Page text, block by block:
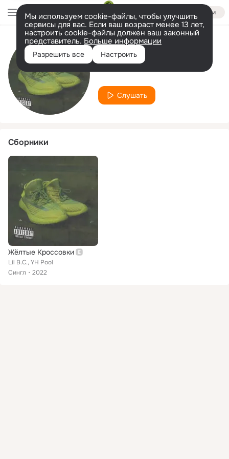
Войти
Мы используем cookie-файлы, чтобы улучшить
сервисы для вас. Если ваш возраст менее 13 лет,
настроить cookie-файлы должен ваш законный
представитель. Больше информации
Разрешить все Настроить
Исполнитель
YH Pool
Слушать
Сборники
Жёлтые Кроссовки
Lil B.C., YH Pool
Сингл
2022